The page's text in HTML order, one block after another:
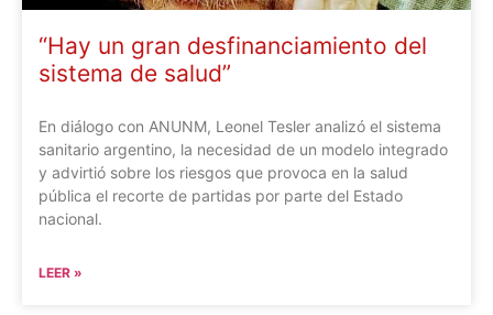
“Hay un gran desfinanciamiento del
sistema de salud”
En diálogo con ANUNM, Leonel Tesler analizó el sistema
sanitario argentino, la necesidad de un modelo integrado
y advirtió sobre los riesgos que provoca en la salud
pública el recorte de partidas por parte del Estado
nacional.
LEER »